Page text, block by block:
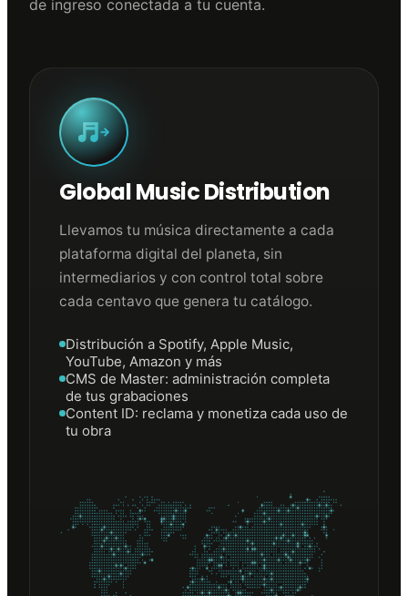
de ingreso conectada a tu cuenta.
Global Music Distribution
Llevamos tu música directamente a cada
plataforma digital del planeta, sin
intermediarios y con control total sobre
cada centavo que genera tu catálogo.
Distribución a Spotify, Apple Music,
YouTube, Amazon y más
CMS de Master: administración completa
de tus grabaciones
Content ID: reclama y monetiza cada uso de
tu obra